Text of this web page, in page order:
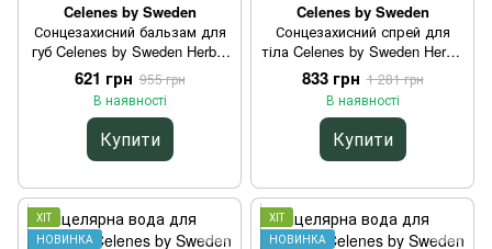
Celenes by Sweden
Сонцезахисний бальзам для
губ Celenes by Sweden Herbal
Defence SPF 15 для м'якості
та зволоження 10 мл
621 грн 955 грн
В наявності
Купити
Celenes by Sweden
Сонцезахисний спрей для
тіла Celenes by Sweden Herbal
Sunscreen Spray Spf 30 для
щоденного захисту 150 мл
833 грн 1 281 грн
В наявності
Купити
ХІТ
НОВИНКА
ХІТ
НОВИНКА